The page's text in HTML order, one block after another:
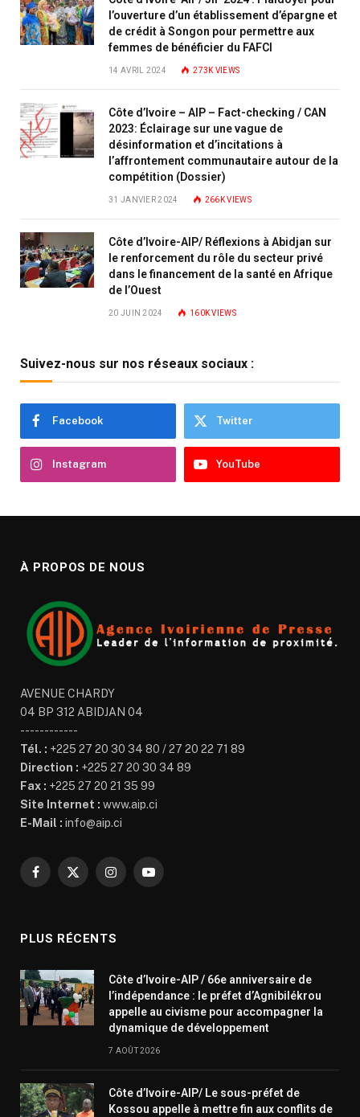
l’ouverture d’un établissement d’épargne et
de crédit à Songon pour permettre aux
femmes de bénéficier du FAFCI
14 AVRIL 2024 273K VIEWS
Côte d’Ivoire – AIP – Fact-checking / CAN
2023: Éclairage sur une vague de
désinformation et d’incitations à
l’affrontement communautaire autour de la
compétition (Dossier)
31 JANVIER 2024 266KVIEWS
Côte d’Ivoire-AIP/ Réflexions à Abidjan sur
le renforcement du rôle du secteur privé
dans le financement de la santé en Afrique
de l’Ouest
20 JUIN 2024 160KVIEWS
Suivez-nous sur nos réseaux sociaux :
Facebook Twitter
Instagram YouTube
À PROPOS DE NOUS
AVENUE CHARDY
04 BP 312 ABIDJAN 04
------------
Tél. : +225 27 20 30 34 80 / 27 20 22 71 89
Direction : +225 27 20 30 34 89
Fax : +225 27 20 21 35 99
Site Internet : www.aip.ci
E-Mail : info@aip.ci
Facebook
X
InstagramYouTube
PLUS RÉCENTS
Côte d’Ivoire-AIP / 66e anniversaire de
l’indépendance : le préfet d’Agnibilékrou
appelle au civisme pour accompagner la
dynamique de développement
7 AOÛT 2026
Côte d’Ivoire-AIP/ Le sous-préfet de
Kossou appelle à mettre fin aux conflits de